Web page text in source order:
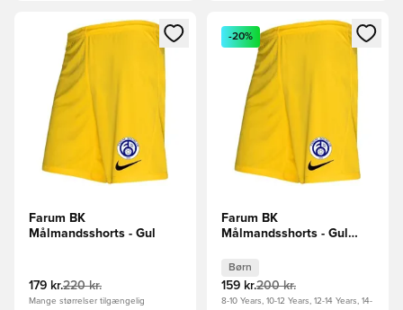
Åbner en Modal til at logge ind eller tilmelde dig som
Farum BK
Målmandsshorts - Gul
179 kr.220 kr.
Mange størrelser tilgængelig
Åbner en Modal til at logge
-20%
Farum BK
Målmandsshorts - Gul
Børn
159 kr.200 kr.
8-10 Years, 10-12 Years, 12-14 Years, 14-